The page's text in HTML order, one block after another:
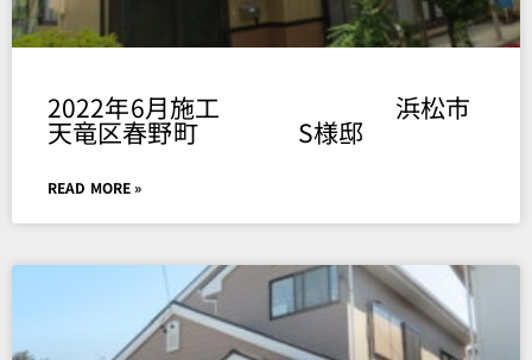
2022年6月施工 浜松市
天竜区春野町 S様邸
READ MORE »